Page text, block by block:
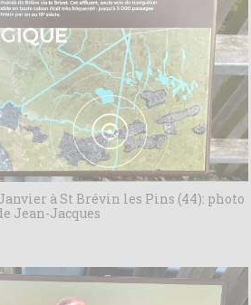
à St Brévin les Pins (44): photo
Jean-Jacques